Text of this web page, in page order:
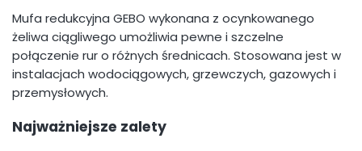
Mufa redukcyjna GEBO wykonana z ocynkowanego
żeliwa ciągliwego umożliwia pewne i szczelne
połączenie rur o różnych średnicach. Stosowana jest w
instalacjach wodociągowych, grzewczych, gazowych i
przemysłowych.
Najważniejsze zalety